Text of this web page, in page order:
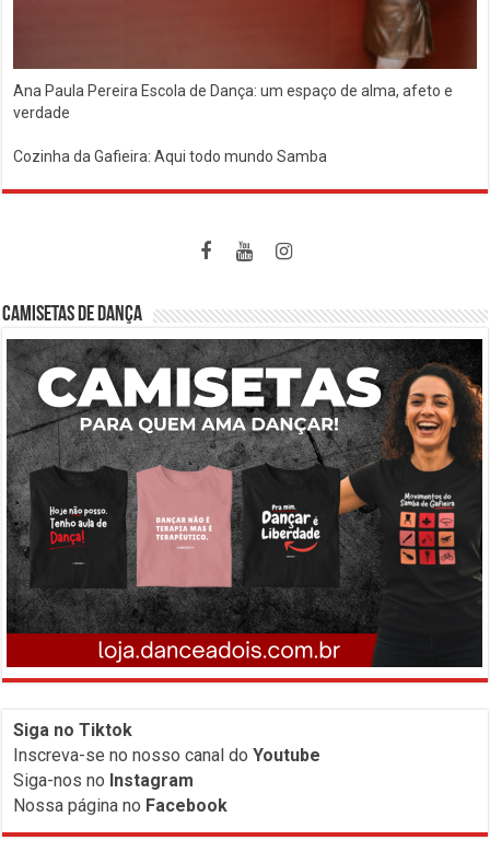
Ana Paula Pereira Escola de Dança: um espaço de alma, afeto e
verdade
Cozinha da Gafieira: Aqui todo mundo Samba
CAMISETAS DE DANÇA
Siga no Tiktok
Inscreva-se no nosso canal doYoutube
Siga-nos no Instagram
Nossa página no Facebook